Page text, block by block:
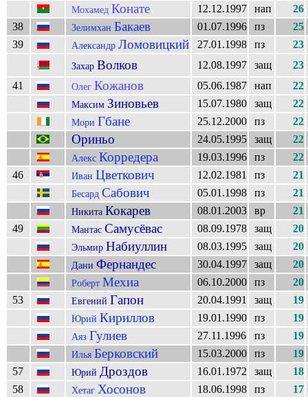
Мохамед Конате 12.12.1997 нап
26
38
Зелимхан Бакаев 01.07.1996 пз
25
39
Александр Ломовицкий 27.01.1998 пз 23
Захар Волков 12.08.1997 защ
23
41
Олег Кожанов 05.06.1987 нап 22
Максим Зиновьев 15.07.1980 защ 22
Мори Гбане 25.12.2000 пз 22
Ориньо 24.05.1995 защ 22
Алекс Корредера 19.03.1996 пз
22
46
Иван Цветкович 12.02.1981 пз 21
Бесард Сабович 05.01.1998 пз 21
Никита Кокарев 08.01.2003 вр
21
49
Мантас Самусёвас 08.09.1978 защ 20
Эльмир Набиуллин 08.03.1995 защ 20
Дани Фернандес 30.04.1997 защ 20
Роберт Мехиа 06.10.2000 пз
20
53
Евгений Гапон 20.04.1991 защ 19
Юрий Кириллов 19.01.1990 пз 19
Аяз Гулиев 27.11.1996 пз 19
Илья Берковский 15.03.2000 пз
19
57
Юрий Дроздов 16.01.1972 защ
18
58
Хетаг Хосонов 18.06.1998 пз 17